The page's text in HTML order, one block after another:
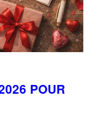
POUR